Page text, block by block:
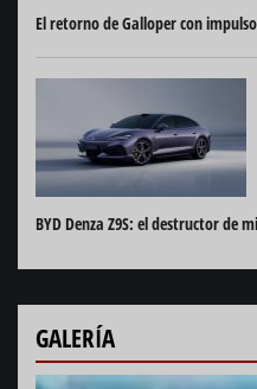
El retorno de Galloper con
BYD Denza Z9S: el destructor de
GALERÍA